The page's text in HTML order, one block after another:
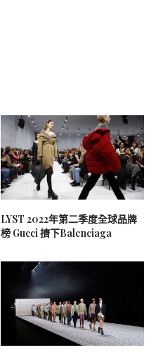
LYST 2022年第二季度全球品牌
榜 Gucci 擠下Balenciaga